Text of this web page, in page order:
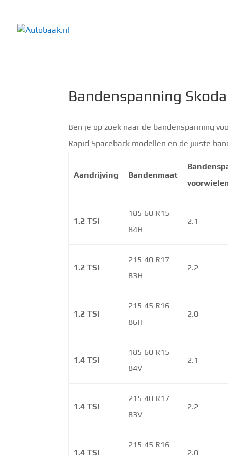
Bandenspanning
Ben je op zoek naar de bandenspanning
Rapid Spaceback modellen en de juiste
Aandrijving Bandenmaat
1.2 TSI
185 60 R15
84H
2.1
1.2 TSI
215 40 R17
83H
2.2
1.2 TSI
215 45 R16
86H
2.0
1.4 TSI
185 60 R15
84V
2.1
1.4 TSI
215 40 R17
83V
2.2
1.4 TSI
215 45 R16
2.0